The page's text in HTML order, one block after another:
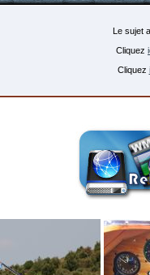
Le sujet
Cliquez
Cliquez